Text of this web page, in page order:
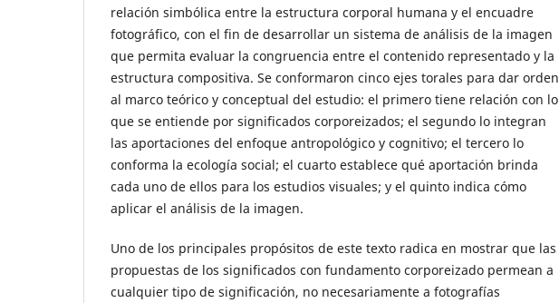
relación simbólica entre la estructura corporal humana y el encuadre
fotográfico, con el fin de desarrollar un sistema de análisis de la imagen
que permita evaluar la congruencia entre el contenido representado y la
estructura compositiva. Se conformaron cinco ejes torales para dar orden
al marco teórico y conceptual del estudio: el primero tiene relación con lo
que se entiende por significados corporeizados; el segundo lo integran
las aportaciones del enfoque antropológico y cognitivo; el tercero lo
conforma la ecología social; el cuarto establece qué aportación brinda
cada uno de ellos para los estudios visuales; y el quinto indica cómo
aplicar el análisis de la imagen.
Uno de los principales propósitos de este texto radica en mostrar que las
propuestas de los significados con fundamento corporeizado permean a
cualquier tipo de significación, no necesariamente a fotografías